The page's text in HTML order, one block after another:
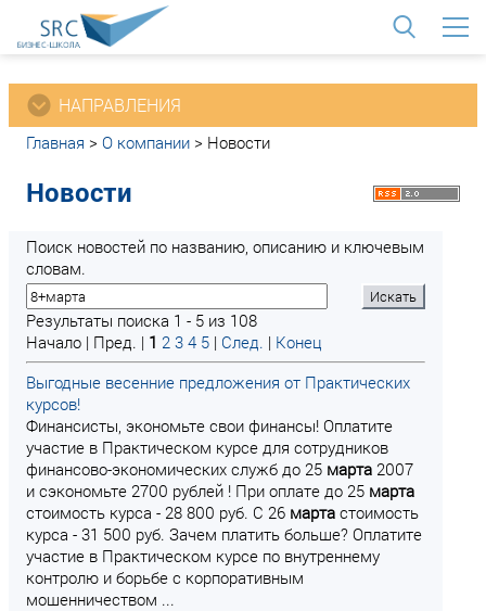
НАПРАВЛЕНИЯ
Главная > О компании > Новости
Новости
Поиск новостей по названию, описанию и ключевым
словам.
Результаты поиска 1 - 5 из 108
Начало | Пред. | 1 2 3 4 5 | След. | Конец
Выгодные весенние предложения от Практических
курсов!
Финансисты, экономьте свои финансы! Оплатите
участие в Практическом курсе для сотрудников
финансово-экономических служб до 25 марта 2007
и сэкономьте 2700 рублей ! При оплате до 25 марта
стоимость курса - 28 800 руб. С 26 марта стоимость
курса - 31 500 руб. Зачем платить больше? Оплатите
участие в Практическом курсе по внутреннему
контролю и борьбе с корпоративным
мошенничеством ...